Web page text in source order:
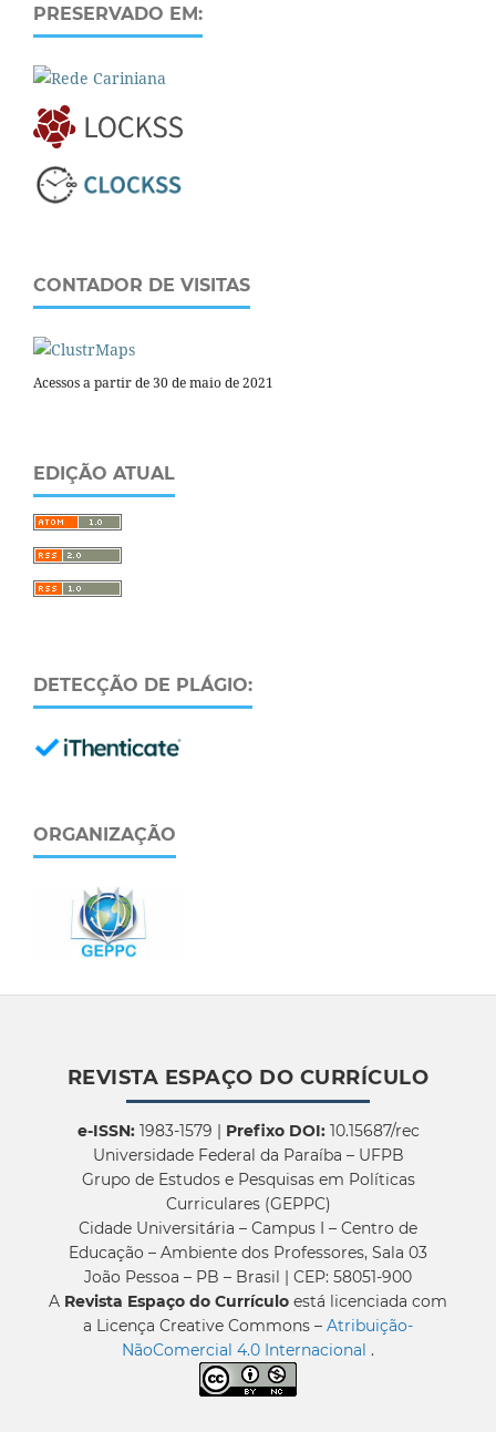
PRESERVADO EM:
CONTADOR DE VISITAS
Acessos a partir de 30 de maio de 2021
EDIÇÃO ATUAL
DETECÇÃO DE PLÁGIO:
ORGANIZAÇÃO
REVISTA ESPAÇO DO CURRÍCULO
e-ISSN:1983-1579 | Prefixo DOI:10.15687/rec
Universidade Federal da Paraíba – UFPB
Grupo de Estudos e Pesquisas em Políticas
Curriculares (GEPPC)
Cidade Universitária – Campus I – Centro de
Educação – Ambiente dos Professores, Sala 03
João Pessoa – PB – Brasil | CEP: 58051-900
A Revista Espaço do Currículo está licenciada com
a Licença Creative Commons – Atribuição-
NãoComercial 4.0 Internacional .